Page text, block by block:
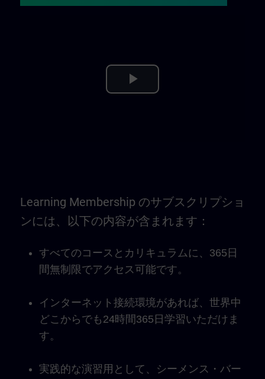
Play
Learning Membership のサブスクリプショ
ンには、以下の内容が含まれます：
すべてのコースとカリキュラムに、365日
間無制限でアクセス可能です。
インターネット接続環境があれば、世界中
どこからでも24時間365日学習いただけま
す。
実践的な演習用として、シーメンス・バー